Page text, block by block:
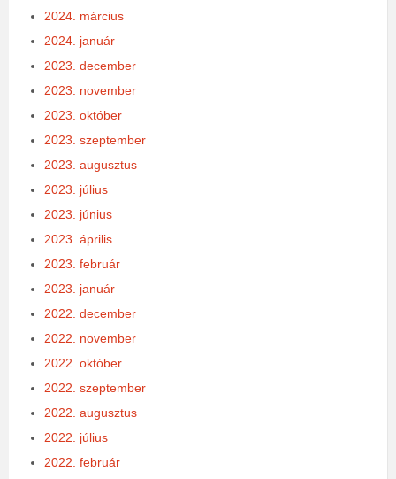
2024. március
2024. január
2023. december
2023. november
2023. október
2023. szeptember
2023. augusztus
2023. július
2023. június
2023. április
2023. február
2023. január
2022. december
2022. november
2022. október
2022. szeptember
2022. augusztus
2022. július
2022. február